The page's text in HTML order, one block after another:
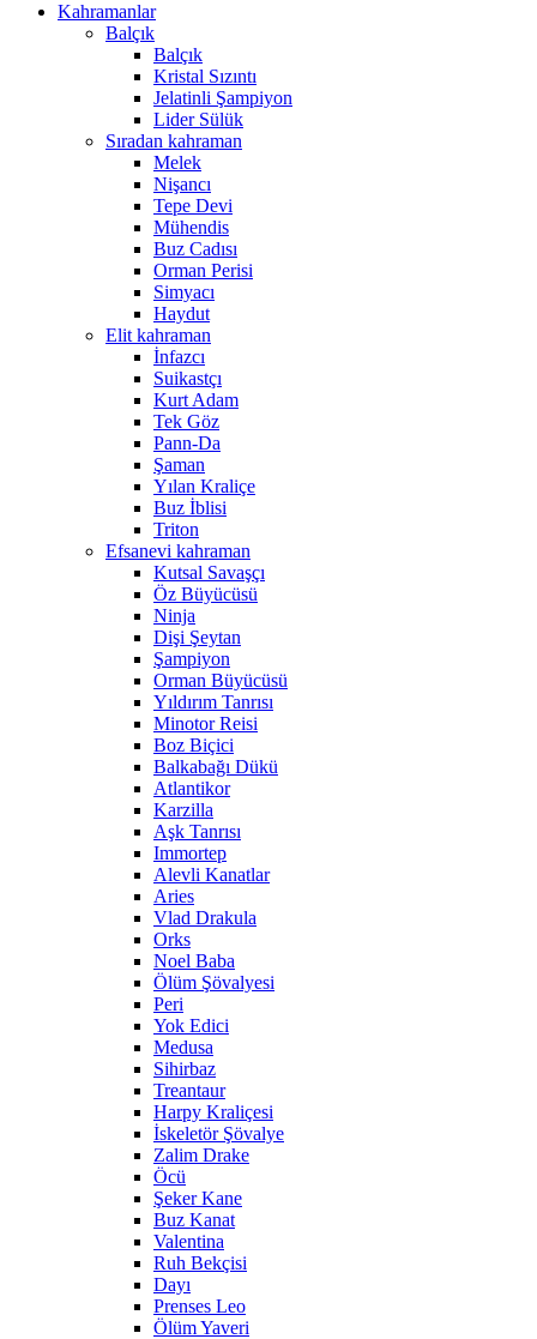
Kahramanlar
Balçık
Balçık
Kristal Sızıntı
Jelatinli Şampiyon
Lider Sülük
Sıradan kahraman
Melek
Nişancı
Tepe Devi
Mühendis
Buz Cadısı
Orman Perisi
Simyacı
Haydut
Elit kahraman
İnfazcı
Suikastçı
Kurt Adam
Tek Göz
Pann-Da
Şaman
Yılan Kraliçe
Buz İblisi
Triton
Efsanevi kahraman
Kutsal Savaşçı
Öz Büyücüsü
Ninja
Dişi Şeytan
Şampiyon
Orman Büyücüsü
Yıldırım Tanrısı
Minotor Reisi
Boz Biçici
Balkabağı Dükü
Atlantikor
Karzilla
Aşk Tanrısı
Immortep
Alevli Kanatlar
Aries
Vlad Drakula
Orks
Noel Baba
Ölüm Şövalyesi
Peri
Yok Edici
Medusa
Sihirbaz
Treantaur
Harpy Kraliçesi
İskeletör Şövalye
Zalim Drake
Öcü
Şeker Kane
Buz Kanat
Valentina
Ruh Bekçisi
Dayı
Prenses Leo
Ölüm Yaveri